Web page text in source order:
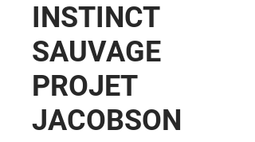
INSTINCT
SAUVAGE
PROJET
JACOBSON